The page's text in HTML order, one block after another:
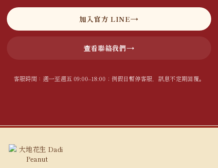
加入官方 LINE
查看聯絡我們
客服時間：週一至週五 09:00–18:00；例假日暫停客服，訊息不定期回覆。